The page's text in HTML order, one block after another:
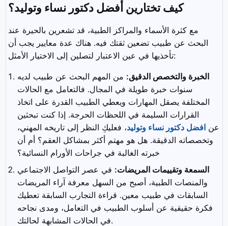
كيف تختارين أفضل دكتور نساء وتوليد؟
مع كثرة الأسماء والمراكز الطبية، قد تشعرين بالحيرة عند
البحث عن طبيب تضعين ثقتك فيه. هناك عدة معايير يجب أن
تأخذيها في عين الاعتبار لتصلين إلى الاختيار الأمثل:
الخبرة والتخصص الدقيق: من المهم البحث عن طبيب لديه
سنوات خبرة طويلة في المجال. فالتعامل مع الحالات
المختلفة يصقل المهارات ويعطي الطبيب القدرة على اتخاذ
القرارات السليمة في اللحظات الحرجة. إذا كنت تبحثين
عنافضل دكتور نساء وتوليد، فعليكِ النظر إلى تاريخه المهني،
وتخصصاته الدقيقة. هل هو مهتم أكثر بمشاكل العقم؟ أم أن
خبرته الغالبة في جراحات الأورام النسائية؟
السمعة وتقييمات المريضات: في عصر التواصل الاجتماعي
والمنصات الطبية، أصبح من السهل معرفة آراء المريضات
السابقات في طبيب معين. قراءة التجارب السابقة تعطيك
فكرة حقيقية عن أسلوب الطبيب في التعامل، ومدى نجاحه
في الحالات المشابهة لحالتك.